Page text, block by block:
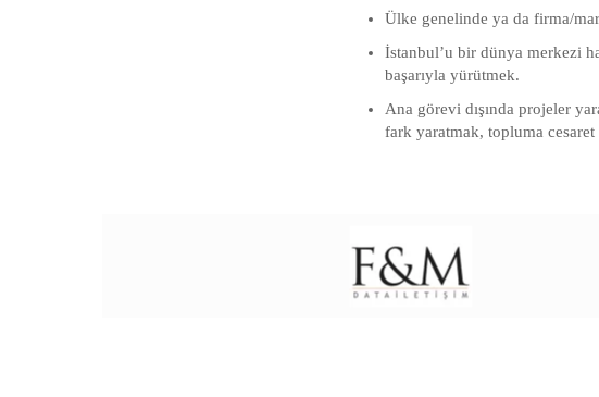
Ülke genelinde ya da firma/
İstanbul’u bir dünya merkezi
başarıyla yürütmek.
Ana görevi dışında projeler
fark yaratmak, topluma cesaret